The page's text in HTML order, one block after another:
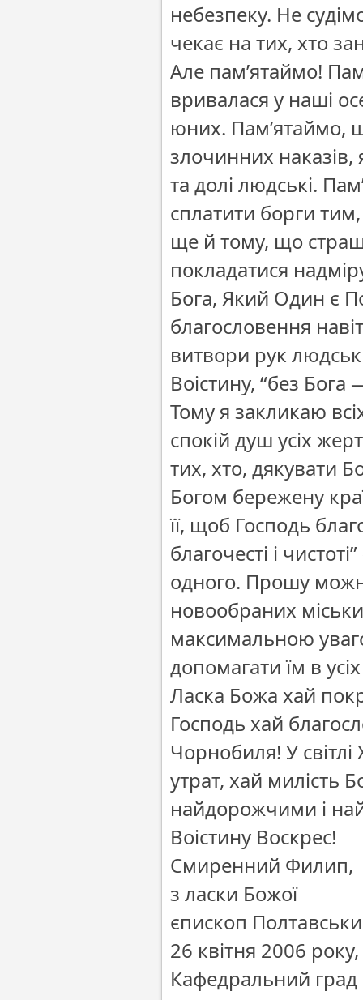
небезпеку. Не
чекає на тих, хто
Але пам’ятаймо!
вривалася у наші
юних. Пам’ятаймо,
злочинних наказів,
та долі людські.
сплатити борги
ще й тому, що
покладатися
Бога, Який Один є
благословення
витвори рук
Воістину, “без Бога
Тому я закликаю
спокій душ усіх
тих, хто, дякувати
Богом бережену
її, щоб Господь
благочесті і
одного. Прошу
новообраних
максимальною
допомагати їм в
Ласка Божа хай
Господь хай
Чорнобиля! У
утрат, хай милість
найдорожчими і
Воістину Воскрес!
Смиренний Филип,
з ласки Божої
єпископ
26 квітня 2006 року,
Кафедральний град